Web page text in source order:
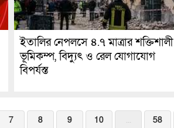
ইতালির নেপলসে ৪.৭ মাত্রার শক্তিশালী
ভূমিকম্প, বিদ্যুৎ ও রেল যোগাযোগ
বিপর্যস্ত
7 8 9 10 ... 58